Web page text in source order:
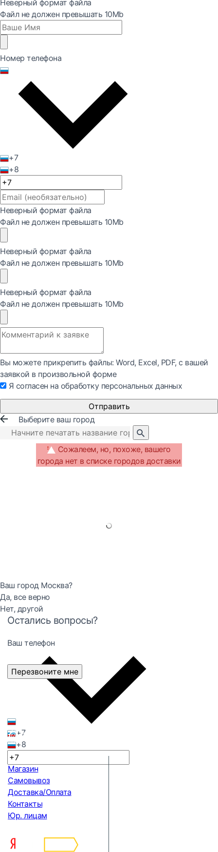
Неверный формат файла
Файл не должен превышать 10Mb
Номер телефона
+7
+8
Неверный формат файла
Файл не должен превышать 10Mb
Неверный формат файла
Файл не должен превышать 10Mb
Неверный формат файла
Файл не должен превышать 10Mb
Вы можете прикрепить файлы: Word, Exсel, PDF, с вашей
заявкой в произвольной форме
Я согласен на обработку персональных данных
Отправить
Выберите ваш город
Сожалеем, но, похоже, вашего
города нет в списке городов доставки
Ваш город Москва?
Да, все верно
Нет, другой
Остались вопросы?
Ваш телефон
+7
+8
Перезвоните мне
Магазин
Самовывоз
Доставка/Оплата
Контакты
Юр. лицам